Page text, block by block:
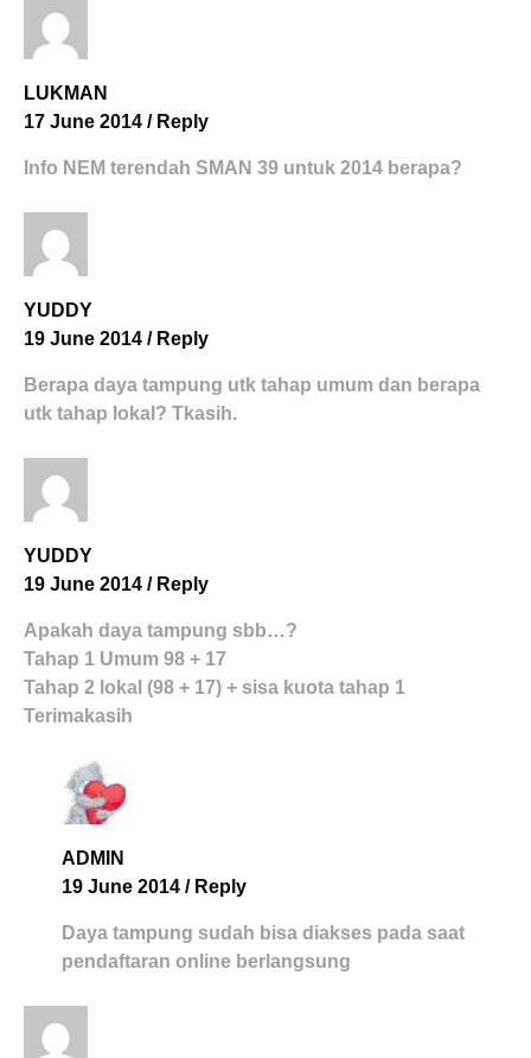
LUKMAN
17 June 2014 / Reply
Info NEM terendah SMAN 39 untuk 2014 berapa?
YUDDY
19 June 2014 / Reply
Berapa daya tampung utk tahap umum dan berapa
utk tahap lokal? Tkasih.
YUDDY
19 June 2014 / Reply
Apakah daya tampung sbb…?
Tahap 1 Umum 98 + 17
Tahap 2 lokal (98 + 17) + sisa kuota tahap 1
Terimakasih
ADMIN
19 June 2014 / Reply
Daya tampung sudah bisa diakses pada saat
pendaftaran online berlangsung